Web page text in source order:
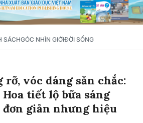
SÁCHGÓC NHÌN GIỚIĐỜI SỐNG
rỡ, vóc dáng săn chắc:
tiết lộ bữa sáng
đơn giản nhưng hiệu